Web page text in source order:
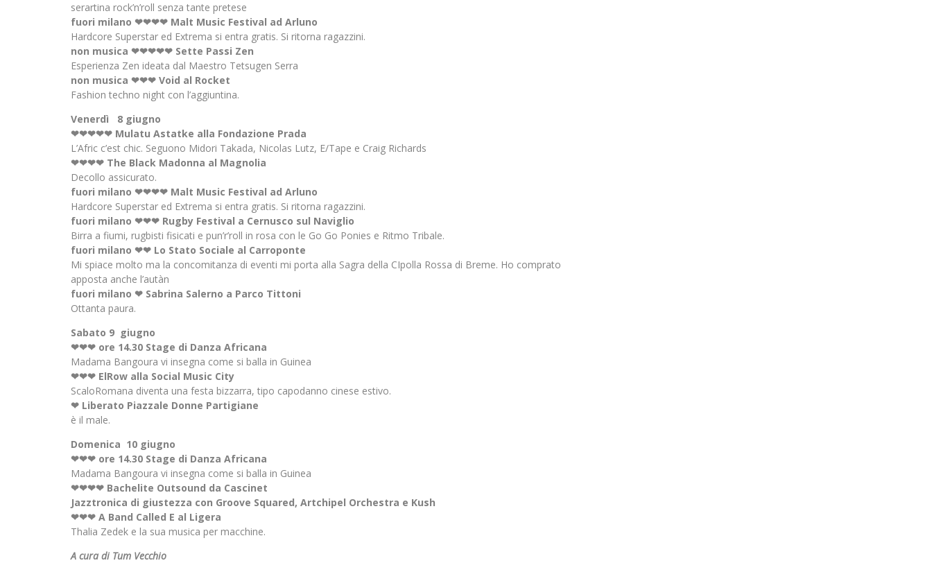
serartina rock’n’roll senza tante pretese
fuori milano ❤❤❤❤ Malt Music Festival ad Arluno
Hardcore Superstar ed Extrema si entra gratis. Si ritorna ragazzini.
non musica ❤❤❤❤❤ Sette Passi Zen
Esperienza Zen ideata dal Maestro Tetsugen Serra
non musica ❤❤❤ Void al Rocket
Fashion techno night con l’aggiuntina.
Venerdì 8 giugno
❤❤❤❤❤ Mulatu Astatke alla Fondazione Prada
L’Afric c’est chic. Seguono Midori Takada, Nicolas Lutz, E/Tape e Craig Richards
❤❤❤❤ The Black Madonna al Magnolia
Decollo assicurato.
fuori milano ❤❤❤❤ Malt Music Festival ad Arluno
Hardcore Superstar ed Extrema si entra gratis. Si ritorna ragazzini.
fuori milano ❤❤❤ Rugby Festival a Cernusco sul Naviglio
Birra a fiumi, rugbisti fisicati e pun’r’roll in rosa con le Go Go Ponies e Ritmo Tribale.
fuori milano ❤❤ Lo Stato Sociale al Carroponte
Mi spiace molto ma la concomitanza di eventi mi porta alla Sagra della CIpolla Rossa di Breme. Ho comprato
apposta anche l’autàn
fuori milano ❤ Sabrina Salerno a Parco Tittoni
Ottanta paura.
Sabato 9 giugno
❤❤❤ ore 14.30 Stage di Danza Africana
Madama Bangoura vi insegna come si balla in Guinea
❤❤❤ ElRow alla Social Music City
ScaloRomana diventa una festa bizzarra, tipo capodanno cinese estivo.
❤ Liberato Piazzale Donne Partigiane
è il male.
Domenica 10 giugno
❤❤❤ ore 14.30 Stage di Danza Africana
Madama Bangoura vi insegna come si balla in Guinea
❤❤❤❤ Bachelite Outsound da Cascinet
Jazztronica di giustezza con Groove Squared, Artchipel Orchestra e Kush
❤❤❤ A Band Called E al Ligera
Thalia Zedek e la sua musica per macchine.
A cura di Tum Vecchio